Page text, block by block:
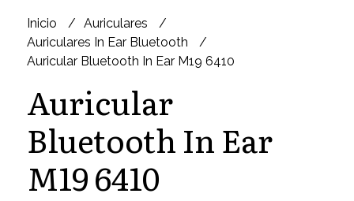
Inicio
Auriculares
Auriculares In Ear Bluetooth
Auricular Bluetooth In Ear M19 6410
Auricular
Bluetooth In Ear
M19 6410